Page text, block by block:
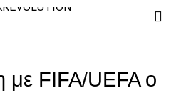
με FIFA/UEFA ο